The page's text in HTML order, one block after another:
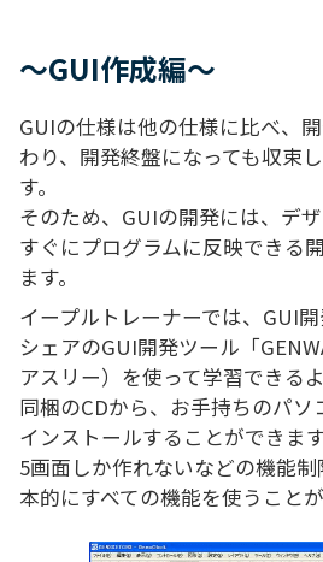
～GUI作成編～
GUIの仕様は他の仕様に比べ、
わり、開発終盤になっても収束
す。
そのため、GUIの開発には、デ
すぐにプログラムに反映できる
ます。
イープルトレーナーでは、GUI
シェアのGUI開発ツール「
アスリー）を使って学習できる
同梱のCDから、お手持ちのパソ
インストールすることができます
5画面しか作れないなどの機能
本的にすべての機能を使うことが